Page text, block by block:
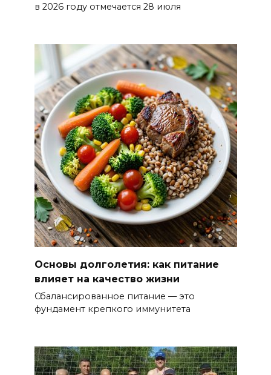
в 2026 году отмечается 28 июля
Основы долголетия: как питание
влияет на качество жизни
Сбалансированное питание — это
фундамент крепкого иммунитета